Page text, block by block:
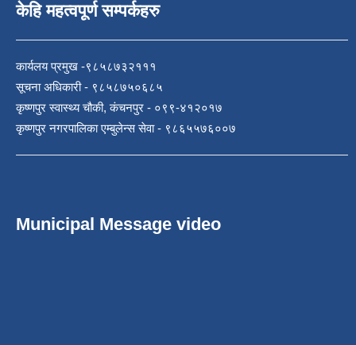
केहि महत्वपूर्ण सम्पर्कहरु
कार्यलय प्रमुख -९८५८७३२१११
सूचना अधिकारी - ९८५८७५०६८५
कृष्णपुर स्वास्थ्य चौकी, कंचनपुर - ०९९-४१२०१७
कृष्णपुर नगरपालिका एम्बुलेन्स सेवा - ९८६५५७६००७
Municipal Message video